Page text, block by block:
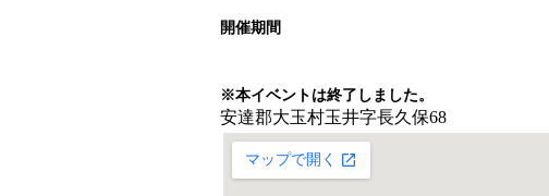
開催期間
※本イベントは終了しました。